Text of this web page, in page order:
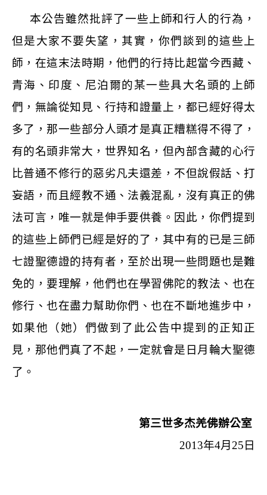
本公告雖然批評了一些上師和行人的行為，
但是大家不要失望，其實，你們談到的這些上
師，在這末法時期，他們的行持比起當今西藏、
青海、印度、尼泊爾的某一些具大名頭的上師
們，無論從知見、行持和證量上，都已經好得太
多了，那一些部分人頭才是真正糟糕得不得了，
有的名頭非常大，世界知名，但內部含藏的心行
比普通不修行的惡劣凡夫還差，不但說假話、打
妄語，而且經教不通、法義混亂，沒有真正的佛
法可言，唯一就是伸手要供養。因此，你們提到
的這些上師們已經是好的了，其中有的已是三師
七證聖德證的持有者，至於出現一些問題也是難
免的，要理解，他們也在學習佛陀的教法、也在
修行、也在盡力幫助你們、也在不斷地進步中，
如果他（她）們做到了此公告中提到的正知正
見，那他們真了不起，一定就會是日月輪大聖德
了。
第三世多杰羌佛辦公室
2013年4月 25 日